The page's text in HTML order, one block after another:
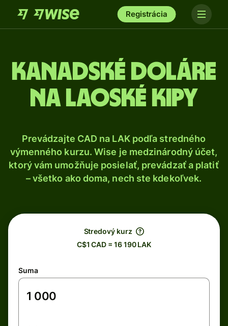
Registrácia
Kanadské doláre
na laoské kipy
Prevádzajte CAD na LAK podľa stredného
výmenného kurzu. Wise je medzinárodný účet,
ktorý vám umožňuje posielať, prevádzať a platiť
– všetko ako doma, nech ste kdekoľvek.
Stredový kurz
C$1 CAD = 16 190 LAK
Suma